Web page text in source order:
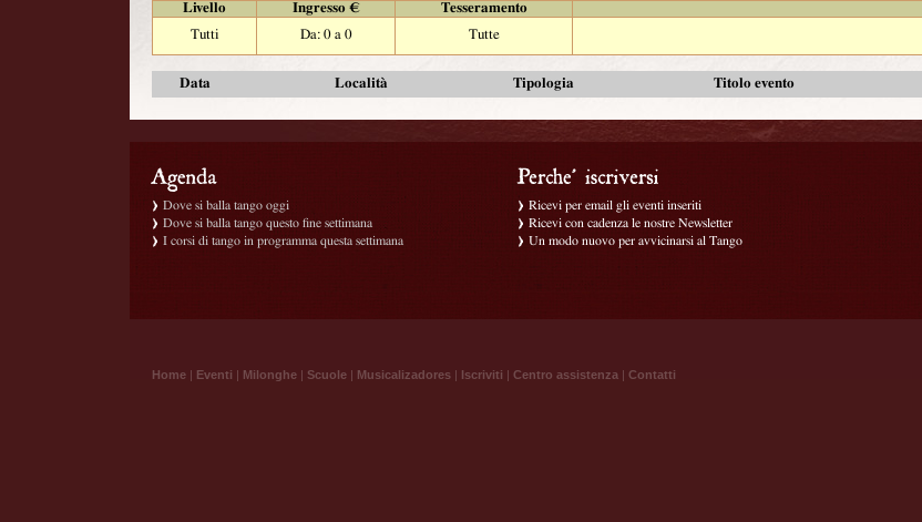
Livello
Ingresso €
Tesseramento
Tutti
Da: 0 a 0 Tutte
Data Località Tipologia Titolo evento
Dove si balla tango oggi
Dove si balla tango questo fine settimana
I corsi di tango in programma questa settimana
Ricevi per email gli eventi inseriti
Ricevi con cadenza le nostre Newsletter
Un modo nuovo per avvicinarsi al Tango
Home | Eventi | Milonghe | Scuole | Musicalizadores | Iscriviti | Centro assistenza | Contatti